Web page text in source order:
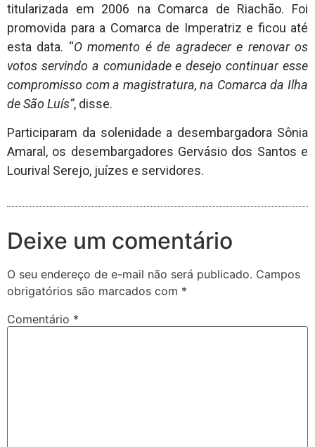
titularizada em 2006 na Comarca de Riachão. Foi
promovida para a Comarca de Imperatriz e ficou até
esta data. “O momento é de agradecer e renovar os
votos servindo a comunidade e desejo continuar esse
compromisso com a magistratura, na Comarca da Ilha
de São Luís”, disse.
Participaram da solenidade a desembargadora Sônia
Amaral, os desembargadores Gervásio dos Santos e
Lourival Serejo, juízes e servidores.
Deixe um comentário
O seu endereço de e-mail não será publicado. Campos
obrigatórios são marcados com *
Comentário *